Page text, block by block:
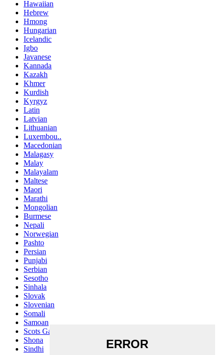
Hawaiian
Hebrew
Hmong
Hungarian
Icelandic
Igbo
Javanese
Kannada
Kazakh
Khmer
Kurdish
Kyrgyz
Latin
Latvian
Lithuanian
Luxembou..
Macedonian
Malagasy
Malay
Malayalam
Maltese
Maori
Marathi
Mongolian
Burmese
Nepali
Norwegian
Pashto
Persian
Punjabi
Serbian
Sesotho
Sinhala
Slovak
Slovenian
Somali
Samoan
Scots Gaelic
Shona
Sindhi